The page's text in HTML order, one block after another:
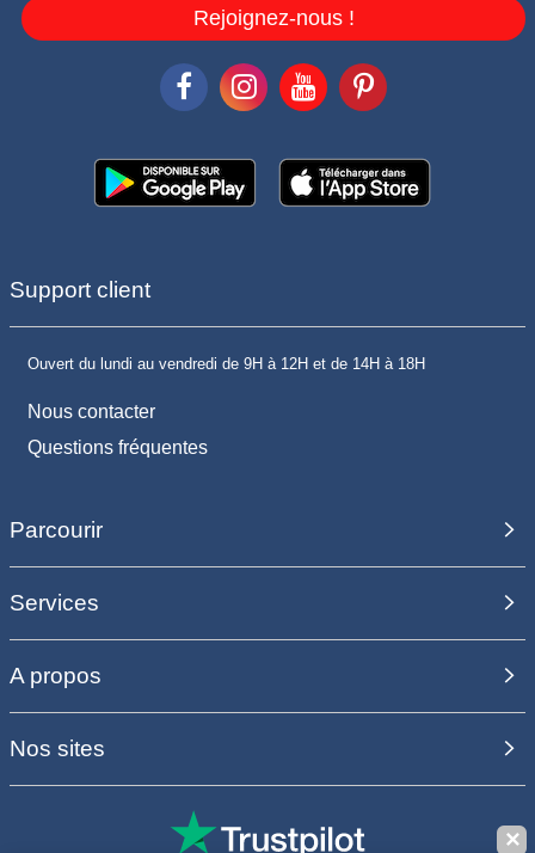
Rejoignez-nous !
Support client
Ouvert du lundi au vendredi de 9H à 12H et de 14H à 18H
Nous contacter
Questions fréquentes
Parcourir
Services
A propos
Nos sites
✕